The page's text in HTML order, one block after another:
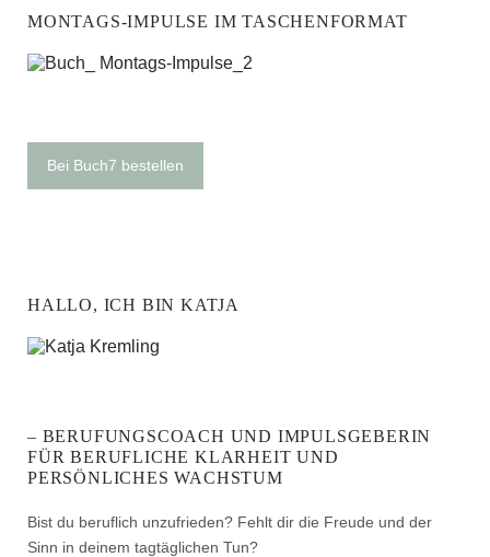
MONTAGS-IMPULSE IM TASCHENFORMAT
Bei Buch7 bestellen
HALLO, ICH BIN KATJA
– BERUFUNGSCOACH UND IMPULSGEBERIN
FÜR BERUFLICHE KLARHEIT UND
PERSÖNLICHES WACHSTUM
Bist du beruflich unzufrieden? Fehlt dir die Freude und der
Sinn in deinem tagtäglichen Tun?